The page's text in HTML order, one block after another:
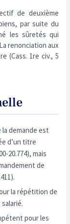
de deuxième
par suite du
les sûretés qui
renonciation aux
(Cass. 1re civ., 5
demande est
d’un titre
20.774), mais
de
la répétition de
pour les